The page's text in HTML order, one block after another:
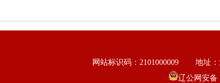
网站标识码：2101000009
地址
辽公网安备